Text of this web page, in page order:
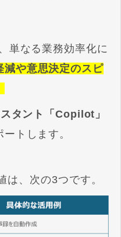
単なる業務効率化に
減や意思決定のスピ
タント「Copilot」
トします。
、次の3つです。